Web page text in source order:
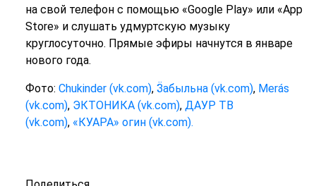
на свой телефон с помощью «Google Play» или «App
Store» и слушать удмуртскую музыку
круглосуточно. Прямые эфиры начнутся в январе
нового года.
Фото: Chukinder (vk.com), Ӟабыльна (vk.com), Merás
(vk.com), ЭКТОНИКА (vk.com), ДАУР ТВ
(vk.com), «КУАРА» огин (vk.com).